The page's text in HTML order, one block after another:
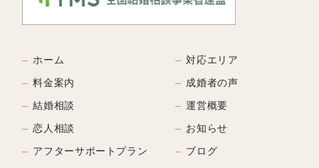
ホーム
料金案内
結婚相談
恋人相談
アフターサポートプラン
対応エリア
成婚者の声
運営概要
お知らせ
ブログ